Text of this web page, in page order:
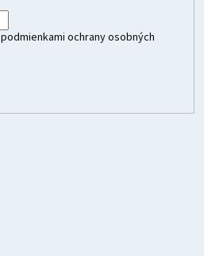
podmienkami ochrany osobných